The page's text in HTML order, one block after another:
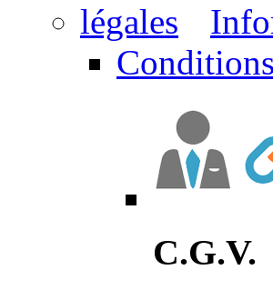
C.G.V.